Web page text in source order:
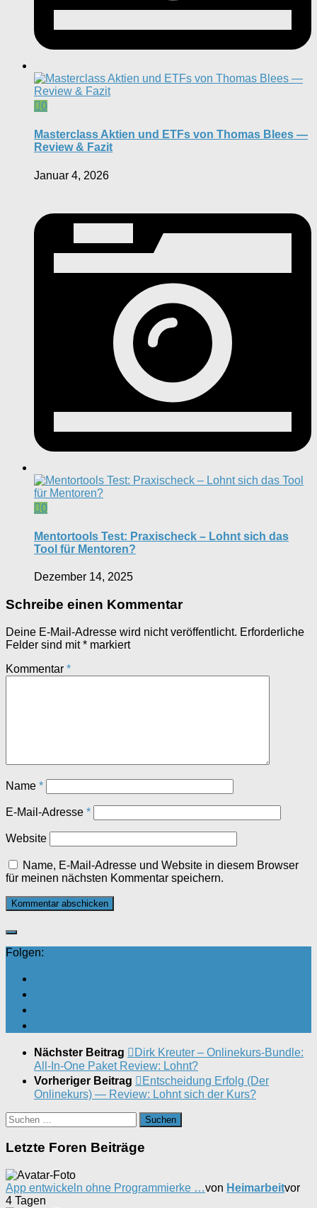
0
Masterclass Aktien und ETFs von Thomas Blees —
Review & Fazit
Januar 4, 2026
0
Mentortools Test: Praxischeck – Lohnt sich das
Tool für Mentoren?
Dezember 14, 2025
Schreibe einen Kommentar
Deine E-Mail-Adresse wird nicht veröffentlicht. Erforderliche
Felder sind mit* markiert
Kommentar *
Name *
E-Mail-Adresse *
Website
Name, E-Mail-Adresse und Website in diesem Browser
für meinen nächsten Kommentar speichern.
Folgen:
Nächster Beitrag
Dirk Kreuter – Onlinekurs-Bundle:
All-In-One Paket Review: Lohnt?
Vorheriger Beitrag
Entscheidung Erfolg (Der
Onlinekurs) — Review: Lohnt sich der Kurs?
Suchen
nach:
Letzte Foren Beiträge
App entwickeln ohne Programmierke …von Heimarbeitvor
4 Tagen